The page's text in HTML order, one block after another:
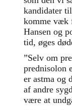
kandidater
komme væk
Hansen og
tid, øges
”Selv om
prednisolon
er astma og
af andre
være at